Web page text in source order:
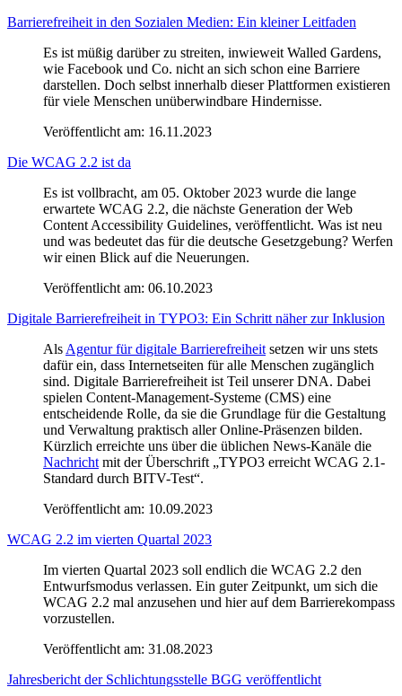
Barrierefreiheit in den Sozialen Medien: Ein kleiner Leitfaden
Es ist müßig darüber zu streiten, inwieweit Walled Gardens,
wie Facebook und Co. nicht an sich schon eine Barriere
darstellen. Doch selbst innerhalb dieser Plattformen existieren
für viele Menschen unüberwindbare Hindernisse.
Veröffentlicht am: 16.11.2023
Die WCAG 2.2 ist da
Es ist vollbracht, am 05. Oktober 2023 wurde die lange
erwartete WCAG 2.2, die nächste Generation der Web
Content Accessibility Guidelines, veröffentlicht. Was ist neu
und was bedeutet das für die deutsche Gesetzgebung? Werfen
wir einen Blick auf die Neuerungen.
Veröffentlicht am: 06.10.2023
Digitale Barrierefreiheit in TYPO3: Ein Schritt näher zur Inklusion
Als Agentur für digitale Barrierefreiheit setzen wir uns stets
dafür ein, dass Internetseiten für alle Menschen zugänglich
sind. Digitale Barrierefreiheit ist Teil unserer DNA. Dabei
spielen Content-Management-Systeme (CMS) eine
entscheidende Rolle, da sie die Grundlage für die Gestaltung
und Verwaltung praktisch aller Online-Präsenzen bilden.
Kürzlich erreichte uns über die üblichen News-Kanäle die
Nachricht mit der Überschrift „TYPO3 erreicht WCAG 2.1-
Standard durch BITV-Test“.
Veröffentlicht am: 10.09.2023
WCAG 2.2 im vierten Quartal 2023
Im vierten Quartal 2023 soll endlich die WCAG 2.2 den
Entwurfsmodus verlassen. Ein guter Zeitpunkt, um sich die
WCAG 2.2 mal anzusehen und hier auf dem Barrierekompass
vorzustellen.
Veröffentlicht am: 31.08.2023
Jahresbericht der Schlichtungsstelle BGG veröffentlicht